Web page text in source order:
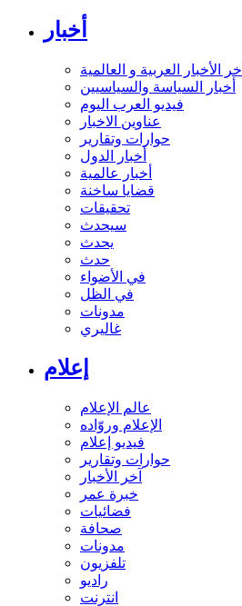
أخبار
أخر الأخبار العربية و العالمية
أخبار السياسة والسياسيين
فيديو العرب اليوم
عناوين الاخبار
حوارات وتقارير
أخبار الدول
أخبار عالمية
قضايا ساخنة
تحقيقات
سيحدث
يحدث
حدث
في الأضواء
في الظل
مدونات
غاليري
إعلام
عالم الإعلام
الإعلام وروّاده
فيديو إعلام
حوارات وتقارير
آخر الأخبار
خبرة عمر
فضائيات
صحافة
مدونات
تلفزيون
راديو
انترنت